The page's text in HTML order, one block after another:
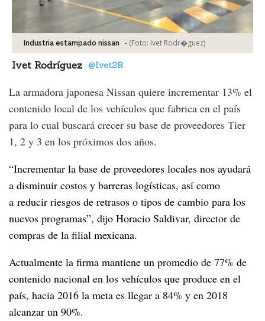
Industria estampado nissan - (Foto: Ivet Rodr�guez)
Ivet Rodríguez @Ivet2R
La armadora japonesa Nissan quiere incrementar 13% el
contenido local de los vehículos que fabrica en el país
para lo cual buscará crecer su base de proveedores Tier
1, 2 y 3 en los próximos dos años.
“Incrementar la base de proveedores locales nos ayudará
a disminuir costos y barreras logísticas, así como
a reducir riesgos de retrasos o tipos de cambio para los
nuevos programas”, dijo Horacio Saldivar, director de
compras de la filial mexicana.
Actualmente la firma mantiene un promedio de 77% de
contenido nacional en los vehículos que produce en el
país, hacia 2016 la meta es llegar a 84% y en 2018
alcanzar un 90%.